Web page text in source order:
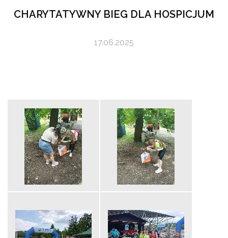
CHARYTATYWNY BIEG DLA HOSPICJUM
17.06.2025